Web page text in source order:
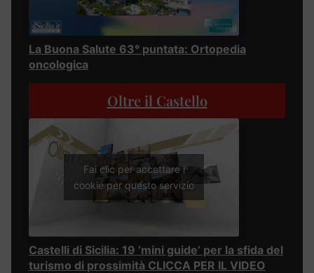
La Buona Salute 63° puntata: Ortopedia
oncologica
Oltre il Castello
Fai clic per accettare i
cookie per questo servizio
Castelli di Sicilia: 19 ‘mini guide’ per la sfida del
turismo di prossimità CLICCA PER IL VIDEO